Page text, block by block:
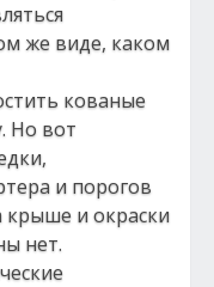
же виде, каком
кованые
Но вот
и порогов
крыше и окраски
нет.